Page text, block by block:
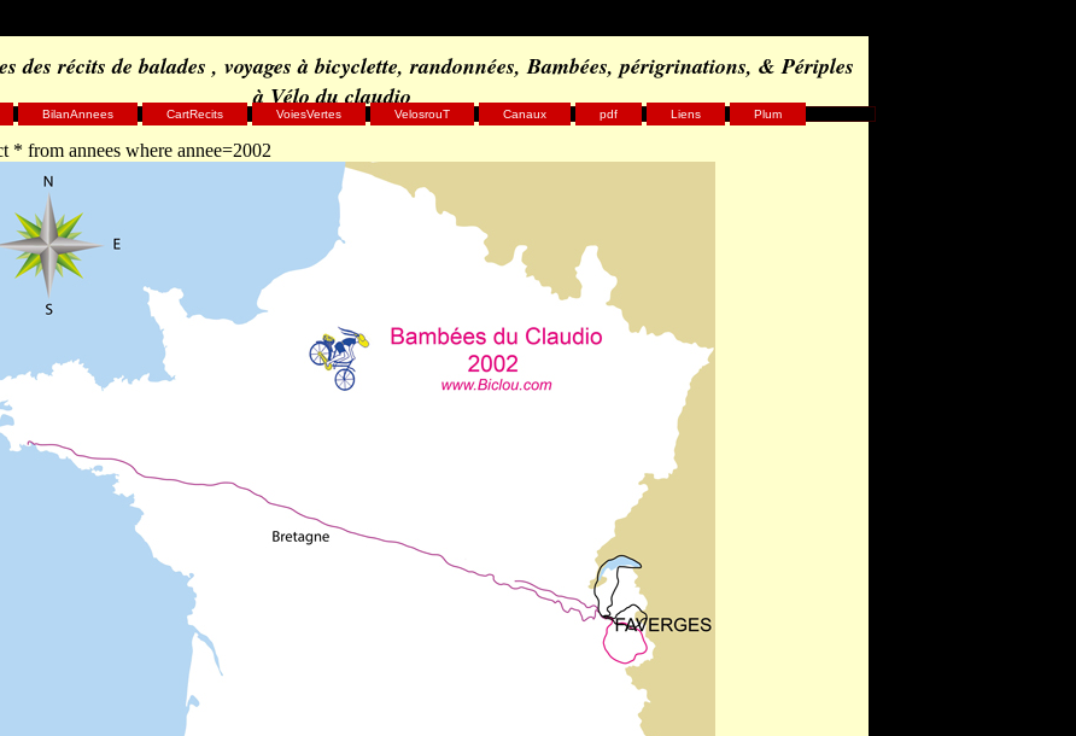
des récits de balades , voyages à bicyclette, randonnées, Bambées, périgrinations, & Périples
à Vélo du claudio
BilanAnnees CartRecits VoiesVertes VelosrouT Canaux pdf Liens Plum
* from annees where annee=2002